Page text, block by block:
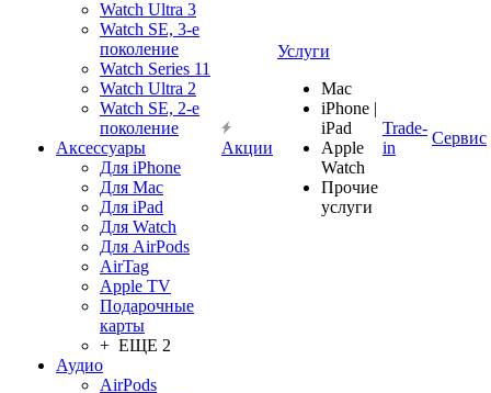
Watch Ultra 3
Watch SE, 3-е
поколение
Watch Series 11
Watch Ultra 2
Watch SE, 2-е
поколение
Аксессуары
Для iPhone
Для Mac
Для iPad
Для Watch
Для AirPods
AirTag
Apple TV
Подарочные
карты
+ ЕЩЕ 2
Аудио
AirPods
Акции
Услуги
Mac
iPhone |
iPad
Apple
Watch
Прочие
услуги
Trade-
in
Сервис